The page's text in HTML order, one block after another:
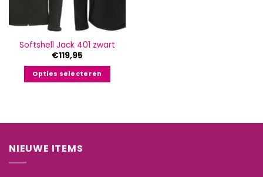
Softshell Jack 401 zwart
€119,95
Opties selecteren
meerdere
Deze
NIEUWE ITEMS